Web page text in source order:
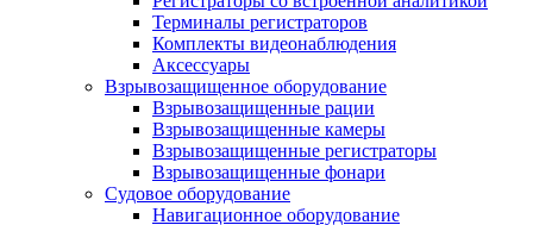
Терминалы регистраторов
Комплекты видеонаблюдения
Аксессуары
Взрывозащищенное оборудование
Взрывозащищенные рации
Взрывозащищенные камеры
Взрывозащищенные регистраторы
Взрывозащищенные фонари
Судовое оборудование
Навигационное оборудование